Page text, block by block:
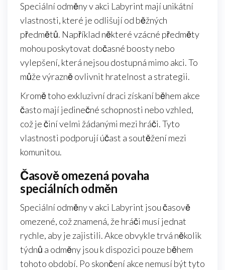
Speciální odměny v akci Labyrint mají unikátní
vlastnosti, které je odlišují od běžných
předmětů. Například některé vzácné předměty
mohou poskytovat dočasné boosty nebo
vylepšení, která nejsou dostupná mimo akci. To
může výrazně ovlivnit hratelnost a strategii.
Kromě toho exkluzivní draci získaní během akce
často mají jedinečné schopnosti nebo vzhled,
což je činí velmi žádanými mezi hráči. Tyto
vlastnosti podporují účast a soutěžení mezi
komunitou.
Časově omezená povaha
speciálních odměn
Speciální odměny v akci Labyrint jsou časově
omezené, což znamená, že hráči musí jednat
rychle, aby je zajistili. Akce obvykle trvá několik
týdnů a odměny jsou k dispozici pouze během
tohoto období. Po skončení akce nemusí být tyto